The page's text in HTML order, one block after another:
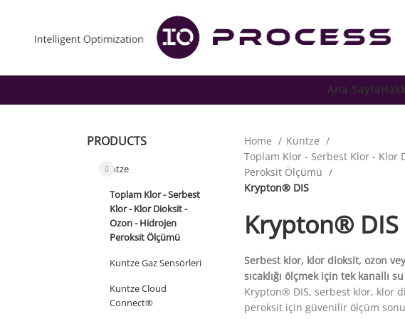
Ana Sayfa
PRODUCTS
Kuntze
Toplam Klor - Serbest
Klor - Klor Dioksit -
Ozon - Hidrojen
Peroksit Ölçümü
Kuntze Gaz Sensörleri
Kuntze Cloud
Connect®
Home
Kuntze
Toplam Klor - Serbest Klor - Klor
Peroksit Ölçümü
Krypton® DIS
Krypton® DIS
Serbest klor, klor dioksit, ozon
sıcaklığı ölçmek için tek kanallı
Krypton® DIS, serbest klor, klor
peroksit için güvenilir ölçüm